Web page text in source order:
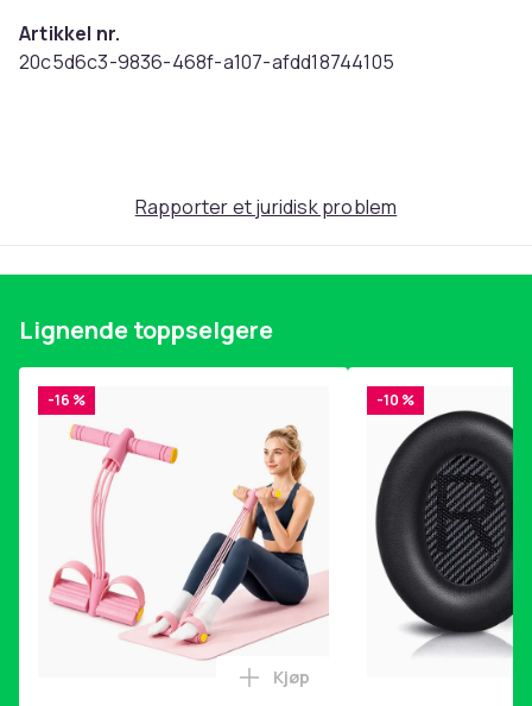
Artikkel nr.
20c5d6c3-9836-468f-a107-afdd18744105
Rapporter et juridisk problem
Lignende toppselgere
-16 %
Legg Magetrener, 6-rørs
Kjøp
-10 %